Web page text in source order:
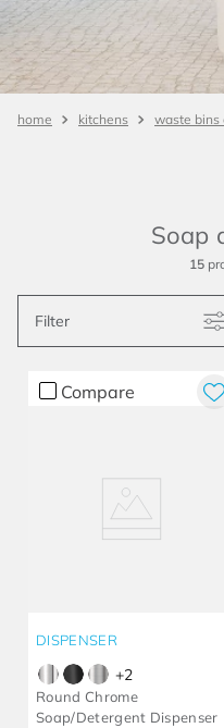
kitchens waste bins
Soap
15
Filter
Compare
DISPENSER
+2
Round Chrome
Soap/Detergent Dispenser